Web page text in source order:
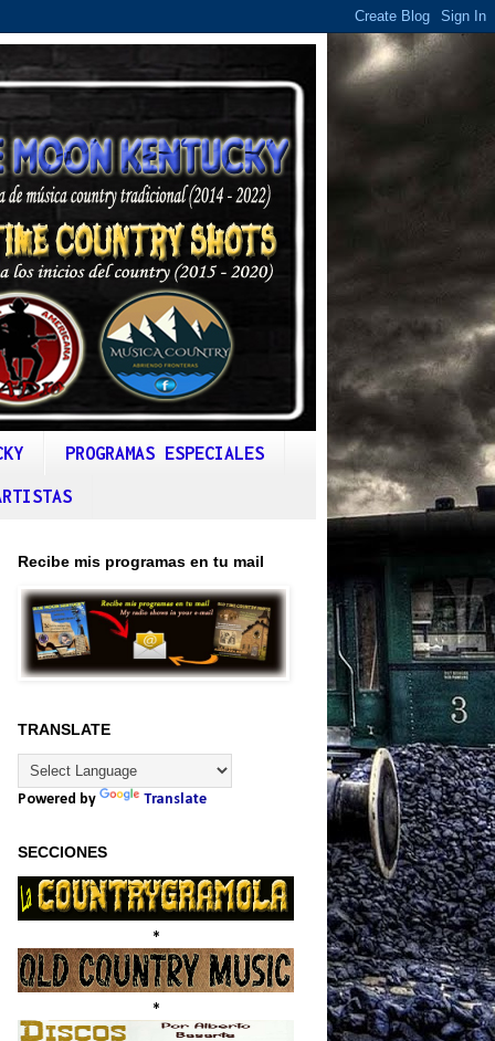
PROGRAMAS ESPECIALES
Recibe mis programas en tu mail
TRANSLATE
Powered by Translate
SECCIONES
*
*